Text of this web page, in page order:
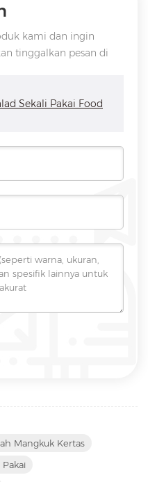
kami dan ingin
tinggalkan pesan di
Sekali Pakai Food
Mangkuk Kertas